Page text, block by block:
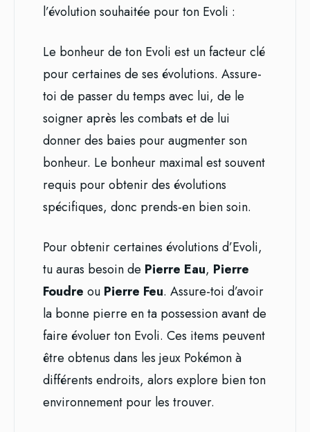
l’évolution souhaitée pour ton Evoli :
Le bonheur de ton Evoli est un facteur clé
pour certaines de ses évolutions. Assure-
toi de passer du temps avec lui, de le
soigner après les combats et de lui
donner des baies pour augmenter son
bonheur. Le bonheur maximal est souvent
requis pour obtenir des évolutions
spécifiques, donc prends-en bien soin.
Pour obtenir certaines évolutions d’Evoli,
tu auras besoin de Pierre Eau, Pierre
Foudre ou Pierre Feu. Assure-toi d’avoir
la bonne pierre en ta possession avant de
faire évoluer ton Evoli. Ces items peuvent
être obtenus dans les jeux Pokémon à
différents endroits, alors explore bien ton
environnement pour les trouver.